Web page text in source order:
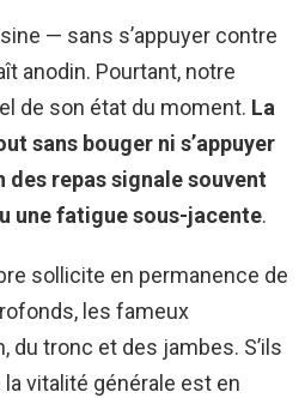
— sans s’appuyer contre
anodin. Pourtant, notre
de son état du moment. La
sans bouger ni s’appuyer
repas signale souvent
une fatigue sous-jacente.
sollicite en permanence de
les fameux
du tronc et des jambes. S’ils
vitalité générale est en